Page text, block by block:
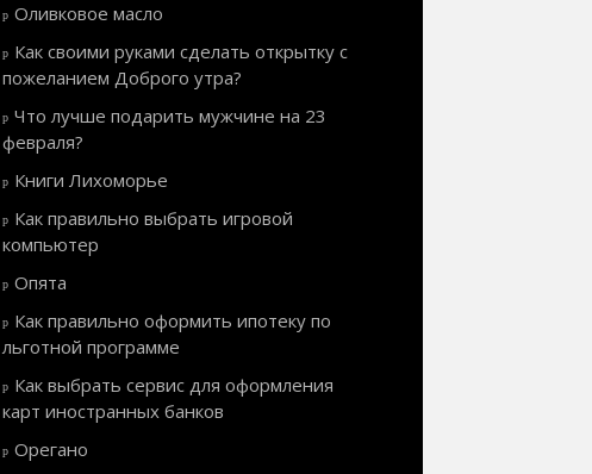
Оливковое масло
Как своими руками сделать открытку с
пожеланием Доброго утра?
Что лучше подарить мужчине на 23
февраля?
Книги Лихоморье
Как правильно выбрать игровой
компьютер
Опята
Как правильно оформить ипотеку по
льготной программе
Как выбрать сервис для оформления
карт иностранных банков
Орегано